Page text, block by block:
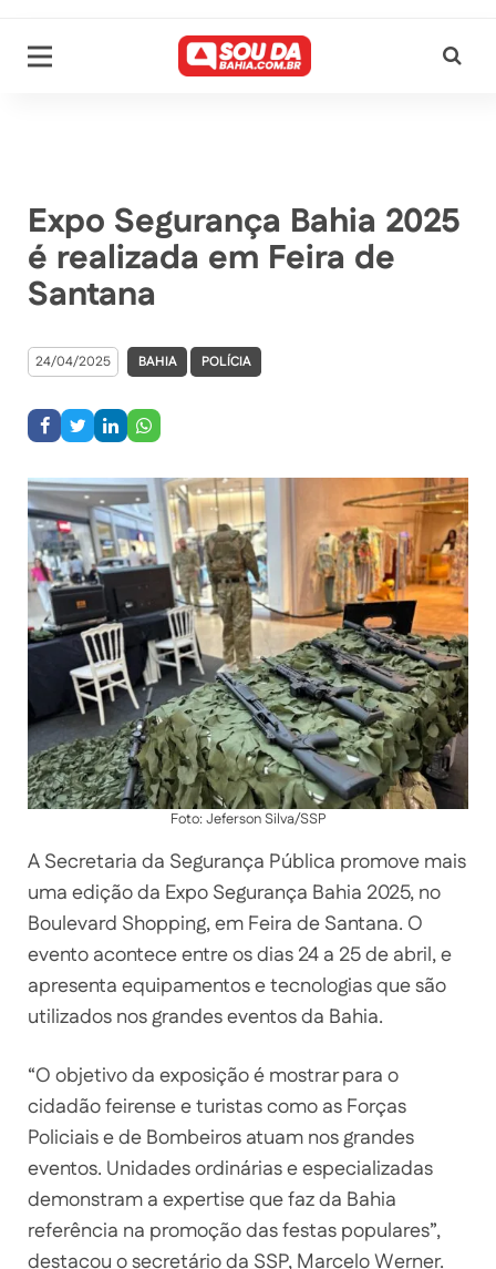
Expo Segurança Bahia 2025
é realizada em Feira de
Santana
24/04/2025 BAHIA POLÍCIA
Foto: Jeferson Silva/SSP
A Secretaria da Segurança Pública promove mais
uma edição da Expo Segurança Bahia 2025, no
Boulevard Shopping, em Feira de Santana. O
evento acontece entre os dias 24 a 25 de abril, e
apresenta equipamentos e tecnologias que são
utilizados nos grandes eventos da Bahia.
“O objetivo da exposição é mostrar para o
cidadão feirense e turistas como as Forças
Policiais e de Bombeiros atuam nos grandes
eventos. Unidades ordinárias e especializadas
demonstram a expertise que faz da Bahia
referência na promoção das festas populares”,
destacou o secretário da SSP, Marcelo Werner.